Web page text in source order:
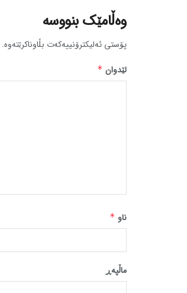
وەڵامێک بنووسە
پۆستی ئەلیکترۆنییەکەت بڵاوناکرێتەوە.
لێدوان *
ناو *
ماڵپه‌ڕ